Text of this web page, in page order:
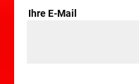
Ihre E-Mail